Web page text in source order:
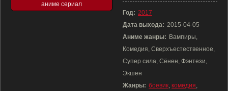
аниме сериал
Год: 2017
Дата выхода: 2015-04-05
Аниме жанры: Вампиры,
Комедия, Сверхъестественное,
Супер сила, Сёнен, Фэнтези,
Экшен
Жанры: боевик, комедия,